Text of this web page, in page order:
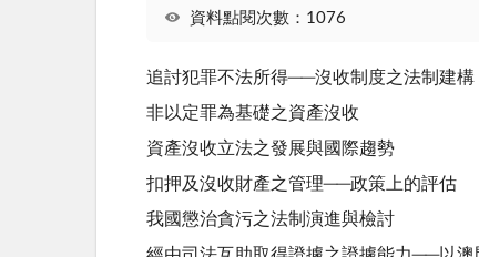
資料點閱次數：1076
追討犯罪不法所得──沒收制度之法制建構
非以定罪為基礎之資產沒收
資產沒收立法之發展與國際趨勢
扣押及沒收財產之管理──政策上的評估
我國懲治貪污之法制演進與檢討